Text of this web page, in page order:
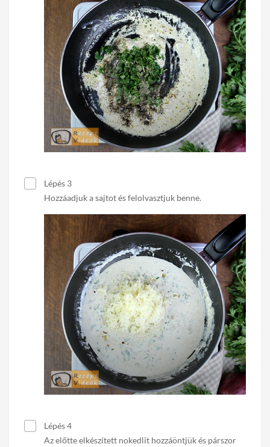
Lépés 3
Hozzáadjuk a sajtot és felolvasztjuk benne.
Lépés 4
Az előtte elkészített nokedlit hozzáöntjük és párszor